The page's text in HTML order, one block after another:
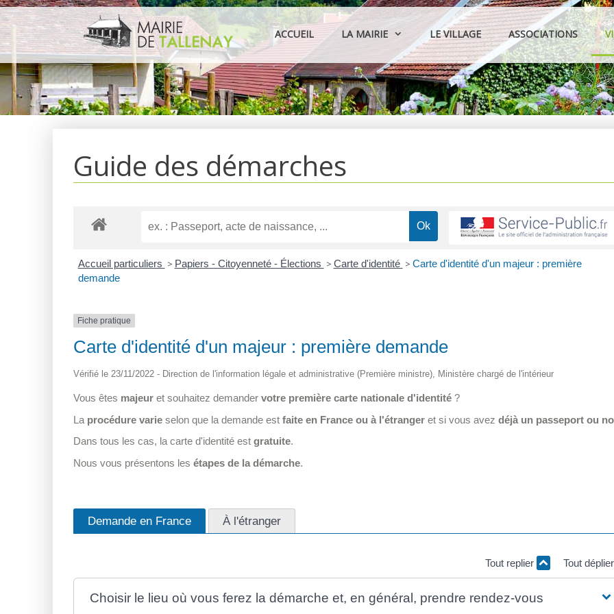
Aller
au
contenu
ACCUEIL LA MAIRIE LE VILLAGE ASSOCIATIONS
Guide des démarches
Accueil particuliers > Papiers - Citoyenneté - Élections > Carte d'identité > Carte d'identité d'un majeur : première
demande
Fiche pratique
Carte d'identité d'un majeur : première demande
Vérifié le 23/11/2022 - Direction de l'information légale et administrative (Première ministre), Ministère chargé de l'intérieur
Vous êtes majeur et souhaitez demander votre première carte nationale d'identité ?
La procédure varie selon que la demande est faite en France ou à l'étranger et si vous avez déjà un passeport ou
Dans tous les cas, la carte d'identité est gratuite.
Nous vous présentons les étapes de la démarche.
Demande en France À l'étranger
Tout replier Tout
Choisir le lieu où vous ferez la démarche et, en général, prendre rendez-vous